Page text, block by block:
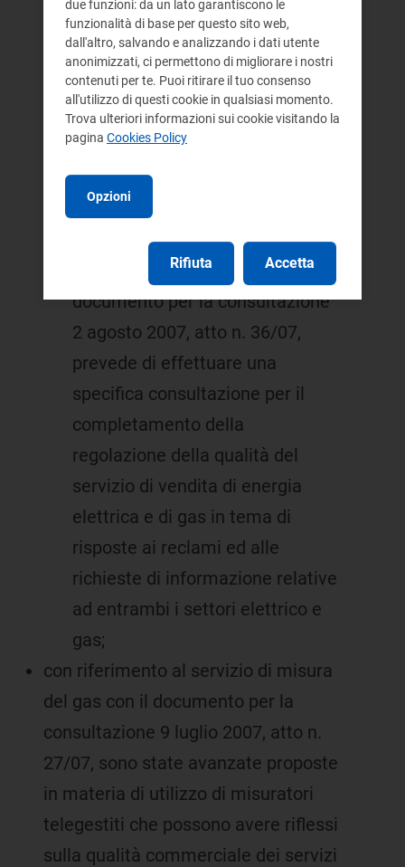
una sempre più stretta
convergenza della regolazione
della qualità tra i settori elettrico
e gas come già avvenuto con la
deliberazione n. 139/07 in
materia di qualità dei servizi
telefonici dei venditori di energia
elettrica e di gas;
l'Autorità, come indicato nel
documento per la consultazione
2 agosto 2007, atto n. 36/07,
prevede di effettuare una
specifica consultazione per il
completamento della
regolazione della qualità del
servizio di vendita di energia
elettrica e di gas in tema di
risposte ai reclami ed alle
richieste di informazione relative
ad entrambi i settori elettrico e
gas;
con riferimento al servizio di misura
del gas con il documento per la
consultazione 9 luglio 2007, atto n.
27/07, sono state avanzate proposte
in materia di utilizzo di misuratori
telegestiti che possono avere riflessi
sulla qualità commerciale dei servizi
due funzioni: da un lato garantiscono le
funzionalità di base per questo sito web,
dall'altro, salvando e analizzando i dati utente
anonimizzati, ci permettono di migliorare i nostri
contenuti per te. Puoi ritirare il tuo consenso
all'utilizzo di questi cookie in qualsiasi momento.
Trova ulteriori informazioni sui cookie visitando la
pagina Cookies Policy
Opzioni
Rifiuta Accetta